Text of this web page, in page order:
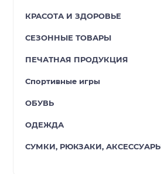
КРАСОТА И ЗДОРОВЬЕ
СЕЗОННЫЕ ТОВАРЫ
ПЕЧАТНАЯ ПРОДУКЦИЯ
Спортивные игры
ОБУВЬ
ОДЕЖДА
СУМКИ, РЮКЗАКИ,